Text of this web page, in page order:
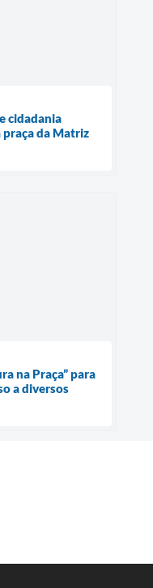
cidadania
da Matriz
na Praça” para
a diversos